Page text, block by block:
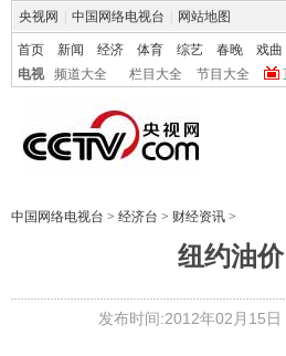
央视网 中国网络电视台 网站地图
首页 新闻 经济 体育 综艺 春晚 戏曲
电视
频道大全 栏目大全 节目大全
中国网络电视台 > 经济台 > 财经资讯 >
纽约油
发布时间:2012年02月15日